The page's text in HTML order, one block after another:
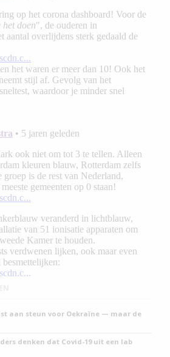
aan steun voor Oekraïne — maar de
denken dat Covid-19 uit een lab